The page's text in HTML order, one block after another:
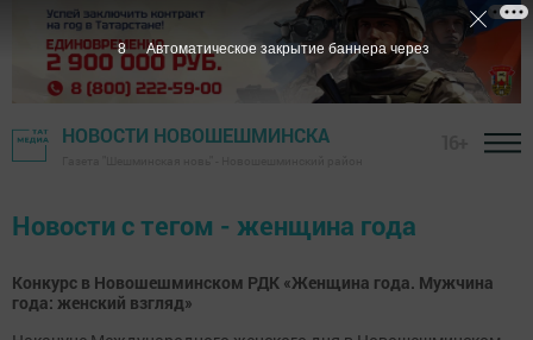
НОВОСТИ НОВОШЕШМИНСКА
Новости с тегом - женщина года
Конкурс в Новошешминском РДК «Женщина года. Мужчина
года: женский взгляд»
7 Автоматическое закрытие баннера через